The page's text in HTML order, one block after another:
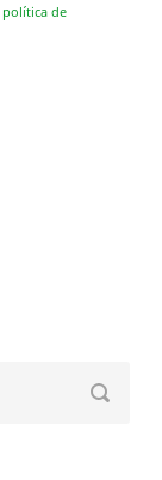
política de